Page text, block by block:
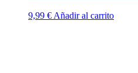
9,99 € Añadir al carrito